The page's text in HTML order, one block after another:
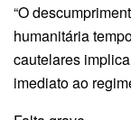
“O
humanitária
cautelares
imediato ao